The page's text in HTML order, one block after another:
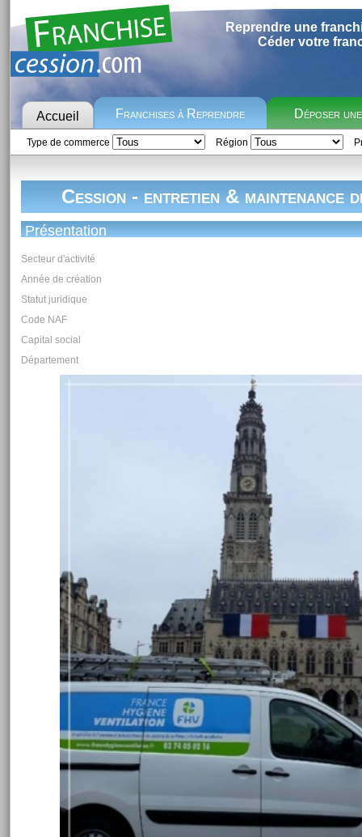
Reprendre une
Céder votre
Accueil Franchises à Reprendre Déposer
Type de commerce Région
Cession - entretien & maintenance
Présentation
Secteur d'activité
Année de création
Statut juridique
Code NAF
Capital social
Département